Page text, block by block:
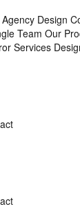
Design
Team Our
Services